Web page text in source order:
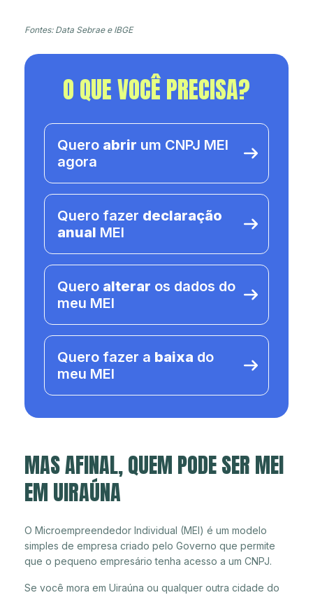
Fontes: Data Sebrae e IBGE
O QUE VOCÊ PRECISA?
Quero abrir um CNPJ MEI
agora
Quero fazer declaração
anual MEI
Quero alterar os dados do
meu MEI
Quero fazer a baixa do
meu MEI
MAS AFINAL, QUEM PODE SER MEI
EM UIRAÚNA
O Microempreendedor Individual (MEI) é um modelo
simples de empresa criado pelo Governo que permite
que o pequeno empresário tenha acesso a um CNPJ.
Se você mora em Uiraúna ou qualquer outra cidade do